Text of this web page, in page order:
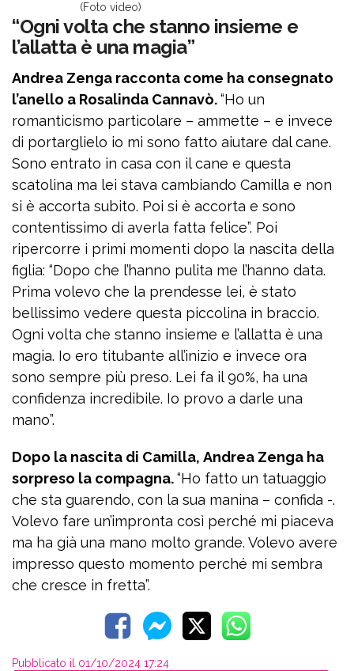
(Foto video)
“Ogni volta che stanno insieme e
l’allatta è una magia”
Andrea Zenga racconta come ha consegnato
l’anello a Rosalinda Cannavò.“Ho un
romanticismo particolare – ammette – e invece
di portarglielo io mi sono fatto aiutare dal cane.
Sono entrato in casa con il cane e questa
scatolina ma lei stava cambiando Camilla e non
si è accorta subito. Poi si è accorta e sono
contentissimo di averla fatta felice”. Poi
ripercorre i primi momenti dopo la nascita della
figlia: “Dopo che l’hanno pulita me l’hanno data.
Prima volevo che la prendesse lei, è stato
bellissimo vedere questa piccolina in braccio.
Ogni volta che stanno insieme e l’allatta è una
magia. Io ero titubante all’inizio e invece ora
sono sempre più preso. Lei fa il 90%, ha una
confidenza incredibile. Io provo a darle una
mano”.
Dopo la nascita di Camilla, Andrea Zenga ha
sorpreso la compagna.“Ho fatto un tatuaggio
che sta guarendo, con la sua manina – confida -.
Volevo fare un’impronta così perché mi piaceva
ma ha già una mano molto grande. Volevo avere
impresso questo momento perché mi sembra
che cresce in fretta”.
Pubblicato il 01/10/2024 17:24